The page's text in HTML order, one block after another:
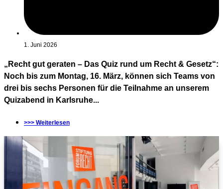
1. Juni 2026
„Recht gut geraten – Das Quiz rund um Recht & Gesetz“:
Noch bis zum Montag, 16. März, können sich Teams von
drei bis sechs Personen für die Teilnahme an unserem
Quizabend in Karlsruhe...
>>> Weiterlesen